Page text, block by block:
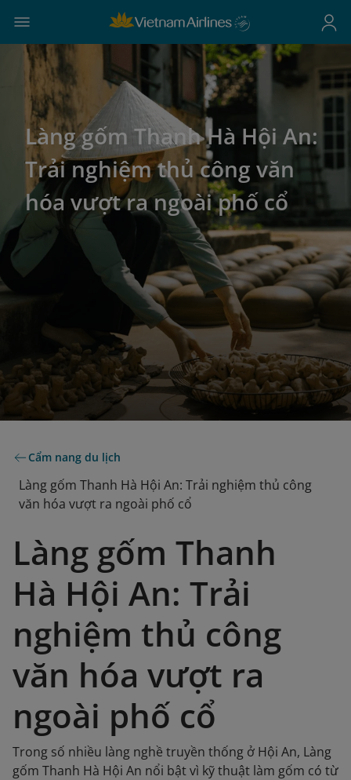
Làng gốm Thanh Hà Hội An:
Trải nghiệm thủ công văn
hóa vượt ra ngoài phố cổ
Cẩm nang du lịch
Làng gốm Thanh Hà Hội An: Trải nghiệm thủ công
văn hóa vượt ra ngoài phố cổ
Làng gốm Thanh
Hà Hội An: Trải
nghiệm thủ công
văn hóa vượt ra
ngoài phố cổ
Trong số nhiều làng nghề truyền thống ở Hội An, Làng
gốm Thanh Hà Hội An nổi bật vì kỹ thuật làm gốm có từ